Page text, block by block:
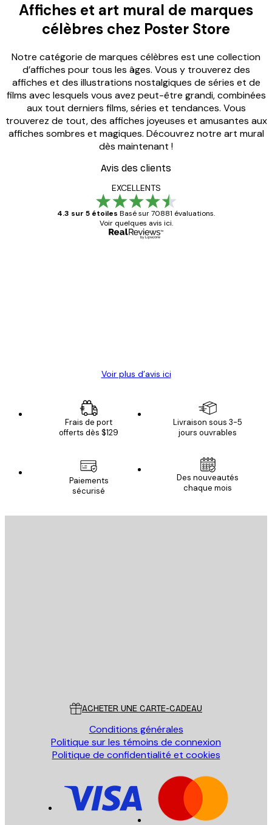
Affiches et art mural de marques
célèbres chez Poster Store
Notre catégorie de marques célèbres est une collection
d’affiches pour tous les âges. Vous y trouverez des
affiches et des illustrations nostalgiques de séries et de
films avec lesquels vous avez peut-être grandi, combinées
aux tout derniers films, séries et tendances. Vous
trouverez de tout, des affiches joyeuses et amusantes aux
affiches sombres et magiques. Découvrez notre art mural
dès maintenant !
Avis des clients
EXCELLENTS
4.3 sur 5 étoiles Basé sur 70881 évaluations.
Voir quelques avis ici.
Voir plus d’avis ici
Frais de port
offerts dès $129
Livraison sous 3-5
jours ouvrables
Paiements
sécurisé
Des nouveautés
chaque mois
ACHETER UNE CARTE-CADEAU
Conditions générales
Politique sur les témoins de connexion
Politique de confidentialité et cookies